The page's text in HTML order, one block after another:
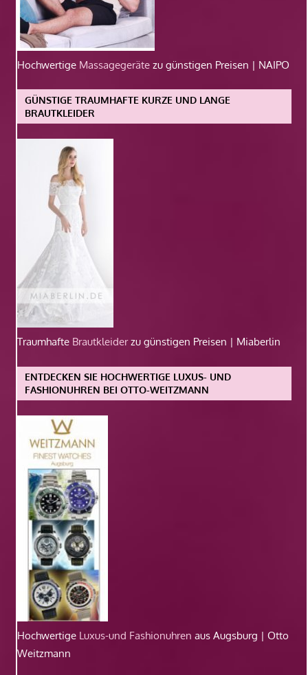
Hochwertige Massagegeräte zu günstigen Preisen | NAIPO
GÜNSTIGE TRAUMHAFTE KURZE UND LANGE
BRAUTKLEIDER
Traumhafte Brautkleiderzu günstigen Preisen | Miaberlin
ENTDECKEN SIE HOCHWERTIGE LUXUS- UND
FASHIONUHREN BEI OTTO-WEITZMANN
Hochwertige Luxus-und Fashionuhren aus Augsburg | Otto
Weitzmann